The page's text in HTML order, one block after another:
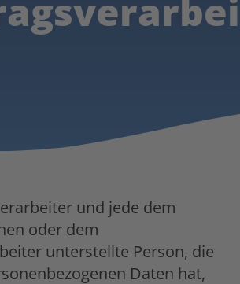
und jede dem
oder dem
unterstellte Person, die
Daten hat,